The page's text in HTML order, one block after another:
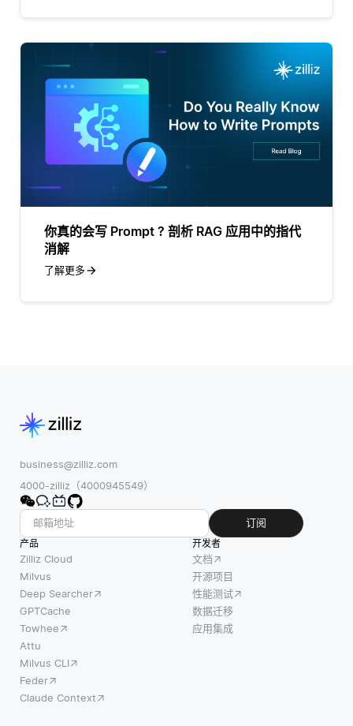
你真的会写 Prompt ? 剖析 RAG 应用中的指代
消解
了解更多
business@zilliz.com
4000-zilliz（4000945549）
订阅
产品
Zilliz Cloud
Milvus
Deep Searcher
GPTCache
Towhee
Attu
Milvus CLI
Feder
Claude Context
开发者
文档
开源项目
性能测试
数据迁移
应用集成